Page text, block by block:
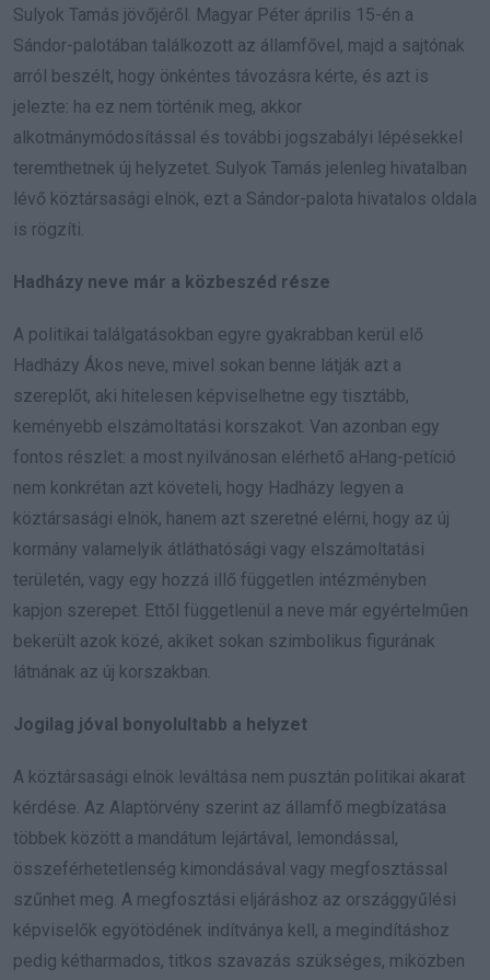
Sulyok Tamás jövőjéről. Magyar Péter április 15-én a
Sándor-palotában találkozott az államfővel, majd a sajtónak
arról beszélt, hogy önkéntes távozásra kérte, és azt is
jelezte: ha ez nem történik meg, akkor
alkotmánymódosítással és további jogszabályi lépésekkel
teremthetnek új helyzetet. Sulyok Tamás jelenleg hivatalban
lévő köztársasági elnök, ezt a Sándor-palota hivatalos oldala
is rögzíti.
Hadházy neve már a közbeszéd része
A politikai találgatásokban egyre gyakrabban kerül elő
Hadházy Ákos neve, mivel sokan benne látják azt a
szereplőt, aki hitelesen képviselhetne egy tisztább,
keményebb elszámoltatási korszakot. Van azonban egy
fontos részlet: a most nyilvánosan elérhető aHang-petíció
nem konkrétan azt követeli, hogy Hadházy legyen a
köztársasági elnök, hanem azt szeretné elérni, hogy az új
kormány valamelyik átláthatósági vagy elszámoltatási
területén, vagy egy hozzá illő független intézményben
kapjon szerepet. Ettől függetlenül a neve már egyértelműen
bekerült azok közé, akiket sokan szimbolikus figurának
látnának az új korszakban.
Jogilag jóval bonyolultabb a helyzet
A köztársasági elnök leváltása nem pusztán politikai akarat
kérdése. Az Alaptörvény szerint az államfő megbízatása
többek között a mandátum lejártával, lemondással,
összeférhetetlenség kimondásával vagy megfosztással
szűnhet meg. A megfosztási eljáráshoz az országgyűlési
képviselők egyötödének indítványa kell, a megindításhoz
pedig kétharmados, titkos szavazás szükséges, miközben